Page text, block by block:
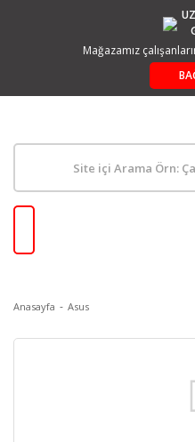
Mağazamız
Anasayfa Asus